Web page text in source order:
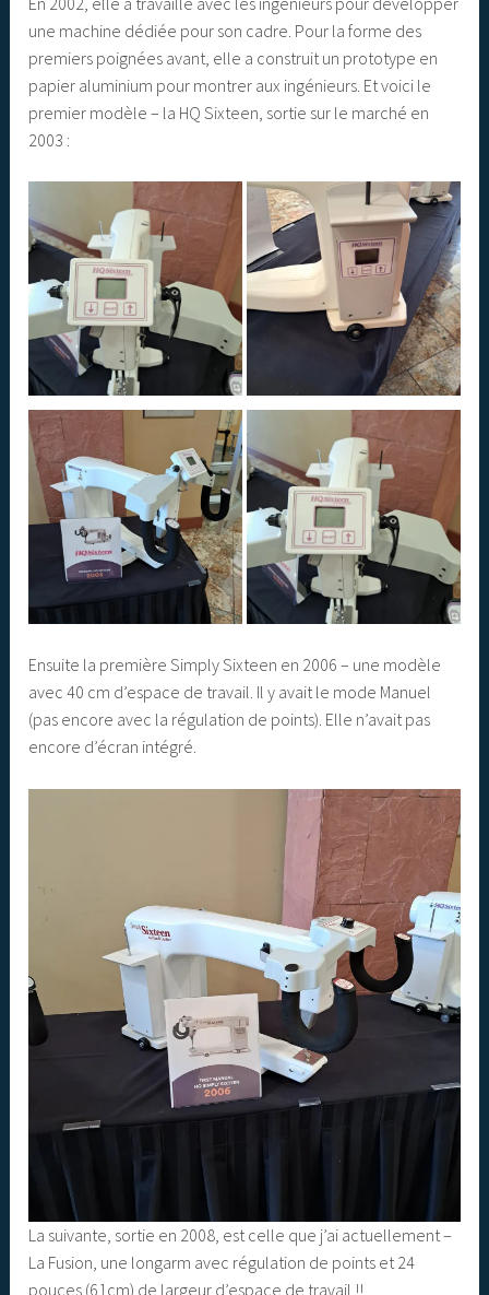
une machine dédiée pour son cadre. Pour la forme des
premiers poignées avant, elle a construit un prototype en
papier aluminium pour montrer aux ingénieurs. Et voici le
premier modèle – la HQ Sixteen, sortie sur le marché en
2003 :
Ensuite la première Simply Sixteen en 2006 – une modèle
avec 40 cm d’espace de travail. Il y avait le mode Manuel
(pas encore avec la régulation de points). Elle n’avait pas
encore d’écran intégré.
La suivante, sortie en 2008, est celle que j’ai actuellement –
La Fusion, une longarm avec régulation de points et 24
pouces (61cm) de largeur d’espace de travail !!